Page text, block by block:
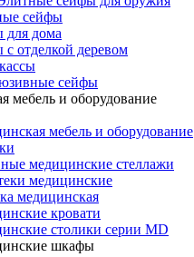
сейфы
дома
отделкой деревом
сейфы
мебель и оборудование
мебель и оборудование
медицинские стеллажи
медицинские
медицинская
кровати
столики серии MD
шкафы